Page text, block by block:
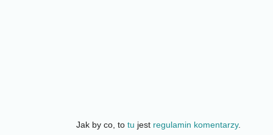
Jak by co, to tu jest regulamin komentarzy.